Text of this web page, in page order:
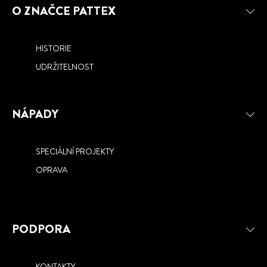
O ZNAČCE PATTEX
HISTORIE
UDRŽITELNOST
NÁPADY
SPECIÁLNÍ PROJEKTY
OPRAVA
PODPORA